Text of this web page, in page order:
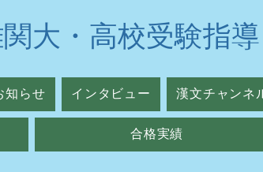
大・高校受験指導
知らせ インタビュー 漢文チャンネ
合格実績